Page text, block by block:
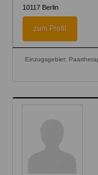
10117 Berlin
zum Profil
Einzugsgebiet: